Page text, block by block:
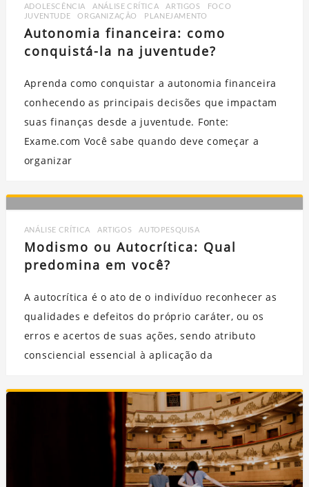
ADOLESCÊNCIA ANÁLISE CRÍTICA ARTIGOS FOCO
JUVENTUDE
,ORGANIZAÇÃO PLANEJAMENTO
Autonomia financeira: como
conquistá-la na juventude?
Aprenda como conquistar a autonomia financeira
conhecendo as principais decisões que impactam
suas finanças desde a juventude. Fonte:
Exame.com Você sabe quando deve começar a
organizar
ANÁLISE CRÍTICA ARTIGOS AUTOPESQUISA
Modismo ou Autocrítica: Qual
predomina em você?
A autocrítica é o ato de o indivíduo reconhecer as
qualidades e defeitos do próprio caráter, ou os
erros e acertos de suas ações, sendo atributo
consciencial essencial à aplicação da